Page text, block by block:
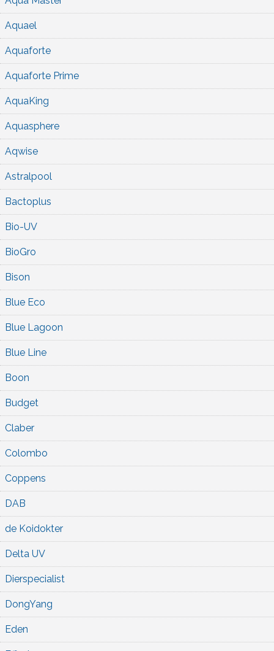
Aquael
Aquaforte
Aquaforte Prime
AquaKing
Aquasphere
Aqwise
Astralpool
Bactoplus
Bio-UV
BioGro
Bison
Blue Eco
Blue Lagoon
Blue Line
Boon
Budget
Claber
Colombo
Coppens
DAB
de Koidokter
Delta UV
Dierspecialist
DongYang
Eden